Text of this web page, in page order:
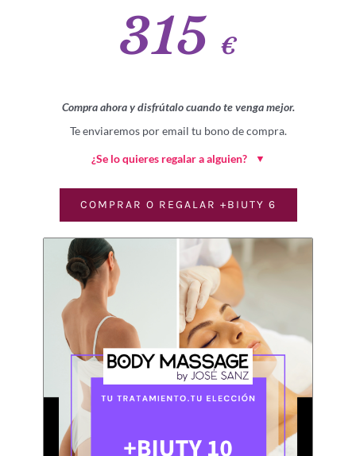
315 €
Compra ahora y disfrútalo cuando te venga mejor.
Te enviaremos por email tu bono de compra.
¿Se lo quieres regalar a alguien? ▼
COMPRAR O REGALAR +BIUTY 6